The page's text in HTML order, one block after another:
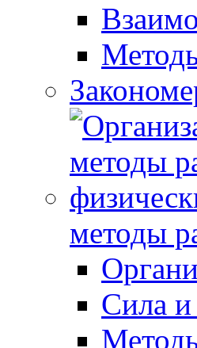
методы
Сила и